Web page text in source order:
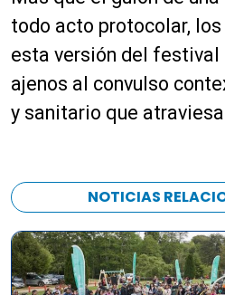
todo acto protocolar,
esta versión del festival
ajenos al convulso
y sanitario que
NOTICIAS